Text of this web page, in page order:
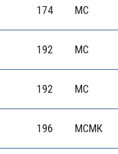
174 МС
192 МС
192 МС
196 МСМК